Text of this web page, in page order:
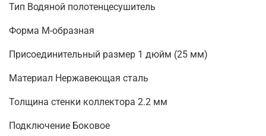
Тип Водяной полотенцесушитель
Форма М-образная
Присоединительный размер 1 дюйм (25 мм)
Материал Нержавеющая сталь
Толщина стенки коллектора 2.2 мм
Подключение Боковое